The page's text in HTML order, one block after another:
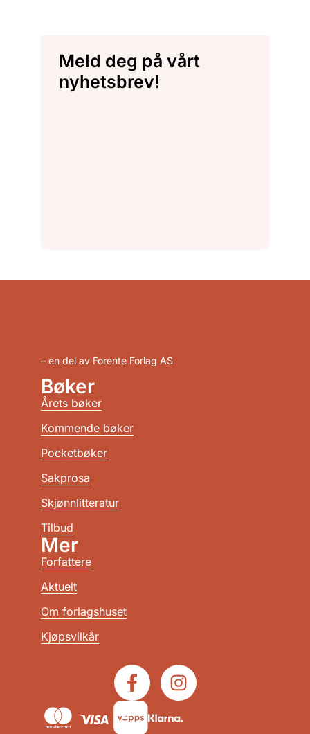
Meld deg på vårt
nyhetsbrev!
– en del av Forente Forlag AS
Bøker
Årets bøker
Kommende bøker
Pocketbøker
Sakprosa
Skjønnlitteratur
Tilbud
Mer
Forfattere
Aktuelt
Om forlagshuset
Kjøpsvilkår